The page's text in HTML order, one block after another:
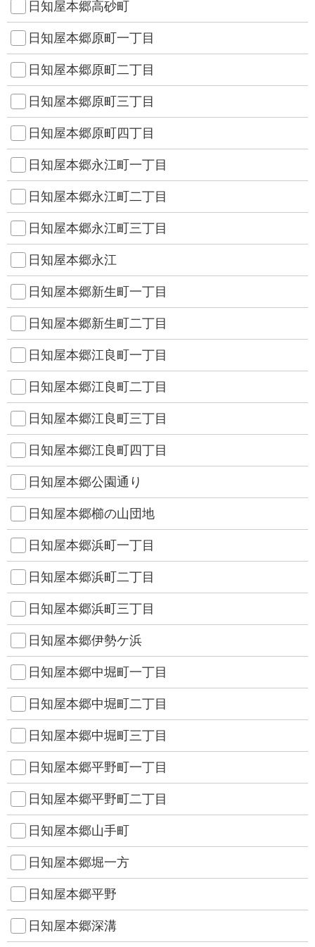
日知屋本郷高砂町
日知屋本郷原町一丁目
日知屋本郷原町二丁目
日知屋本郷原町三丁目
日知屋本郷原町四丁目
日知屋本郷永江町一丁目
日知屋本郷永江町二丁目
日知屋本郷永江町三丁目
日知屋本郷永江
日知屋本郷新生町一丁目
日知屋本郷新生町二丁目
日知屋本郷江良町一丁目
日知屋本郷江良町二丁目
日知屋本郷江良町三丁目
日知屋本郷江良町四丁目
日知屋本郷公園通り
日知屋本郷櫛の山団地
日知屋本郷浜町一丁目
日知屋本郷浜町二丁目
日知屋本郷浜町三丁目
日知屋本郷伊勢ケ浜
日知屋本郷中堀町一丁目
日知屋本郷中堀町二丁目
日知屋本郷中堀町三丁目
日知屋本郷平野町一丁目
日知屋本郷平野町二丁目
日知屋本郷山手町
日知屋本郷堀一方
日知屋本郷平野
日知屋本郷深溝